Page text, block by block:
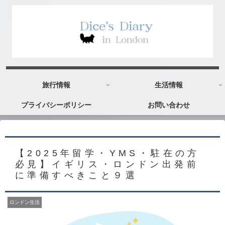
旅行情報 生活情報
プライバシーポリシー お問い合わせ
【2025年留学・YMS・駐在の方
必見】イギリス・ロンドン出発前
に準備すべきこと９選
ロンドン生活